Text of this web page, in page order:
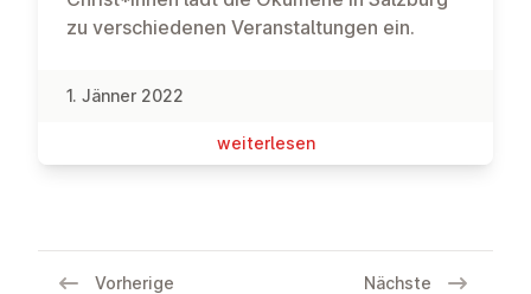
zu verschiedenen Veranstaltungen ein.
1. Jänner 2022
wei­ter­le­sen
Vorherige Nächste